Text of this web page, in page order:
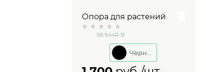
Опора для растений
разборная круглая с
фонарём 58-944R
металл высота 89 см
58-944R-B